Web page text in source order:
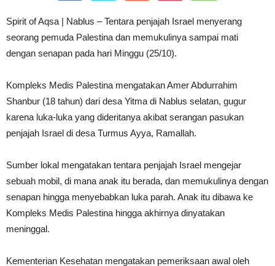
Spirit of Aqsa | Nablus – Tentara penjajah Israel menyerang
seorang pemuda Palestina dan memukulinya sampai mati
dengan senapan pada hari Minggu (25/10).
Kompleks Medis Palestina mengatakan Amer Abdurrahim
Shanbur (18 tahun) dari desa Yitma di Nablus selatan, gugur
karena luka-luka yang dideritanya akibat serangan pasukan
penjajah Israel di desa Turmus Ayya, Ramallah.
Sumber lokal mengatakan tentara penjajah Israel mengejar
sebuah mobil, di mana anak itu berada, dan memukulinya dengan
senapan hingga menyebabkan luka parah. Anak itu dibawa ke
Kompleks Medis Palestina hingga akhirnya dinyatakan
meninggal.
Kementerian Kesehatan mengatakan pemeriksaan awal oleh